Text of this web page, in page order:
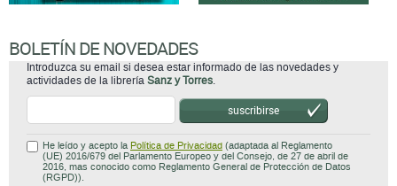
BOLETÍN DE NOVEDADES
Introduzca su email si desea estar informado de las novedades y
actividades de la librería Sanz y Torres.
suscribirse
He leído y acepto la Política de Privacidad (adaptada al Reglamento
(UE) 2016/679 del Parlamento Europeo y del Consejo, de 27 de abril de
2016, mas conocido como Reglamento General de Protección de Datos
(RGPD)).